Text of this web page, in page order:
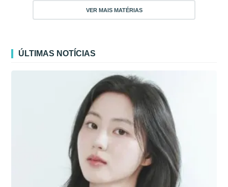
VER MAIS MATÉRIAS
ÚLTIMAS NOTÍCIAS